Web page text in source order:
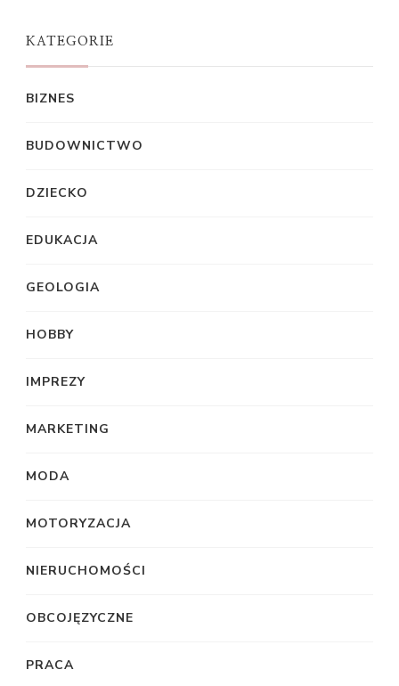
KATEGORIE
BIZNES
BUDOWNICTWO
DZIECKO
EDUKACJA
GEOLOGIA
HOBBY
IMPREZY
MARKETING
MODA
MOTORYZACJA
NIERUCHOMOŚCI
OBCOJĘZYCZNE
PRACA